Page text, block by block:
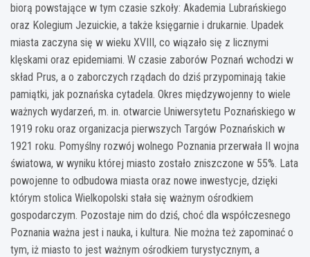
biorą powstające w tym czasie szkoły: Akademia Lubrańskiego
oraz Kolegium Jezuickie, a także księgarnie i drukarnie. Upadek
miasta zaczyna się w wieku XVIII, co wiązało się z licznymi
klęskami oraz epidemiami. W czasie zaborów Poznań wchodzi w
skład Prus, a o zaborczych rządach do dziś przypominają takie
pamiątki, jak poznańska cytadela. Okres międzywojenny to wiele
ważnych wydarzeń, m. in. otwarcie Uniwersytetu Poznańskiego w
1919 roku oraz organizacja pierwszych Targów Poznańskich w
1921 roku. Pomyślny rozwój wolnego Poznania przerwała II wojna
światowa, w wyniku której miasto zostało zniszczone w 55%. Lata
powojenne to odbudowa miasta oraz nowe inwestycje, dzięki
którym stolica Wielkopolski stała się ważnym ośrodkiem
gospodarczym. Pozostaje nim do dziś, choć dla współczesnego
Poznania ważna jest i nauka, i kultura. Nie można też zapominać o
tym, iż miasto to jest ważnym ośrodkiem turystycznym, a